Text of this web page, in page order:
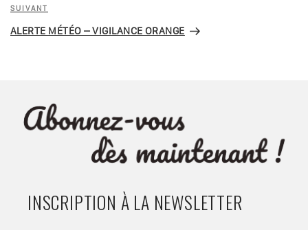
Article
suivant
SUIVANT
ALERTE MÉTÉO – VIGILANCE ORANGE
INSCRIPTION À LA NEWSLETTER